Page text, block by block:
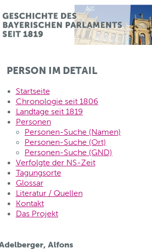
PERSON IM DETAIL
Startseite
Chronologie seit 1806
Landtage seit 1819
Personen
Personen-Suche (Namen)
Personen-Suche (Ort)
Personen-Suche (GND)
Verfolgte der NS-Zeit
Tagungsorte
Glossar
Literatur / Quellen
Kontakt
Das Projekt
Alfons